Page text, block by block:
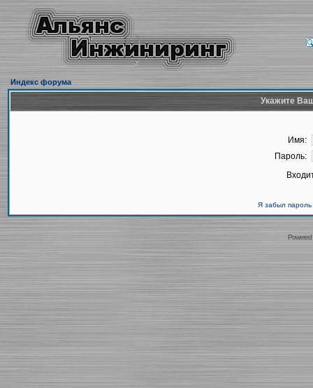
Индекс форума
Укажите
Имя:
Пароль:
Я забыл пароль